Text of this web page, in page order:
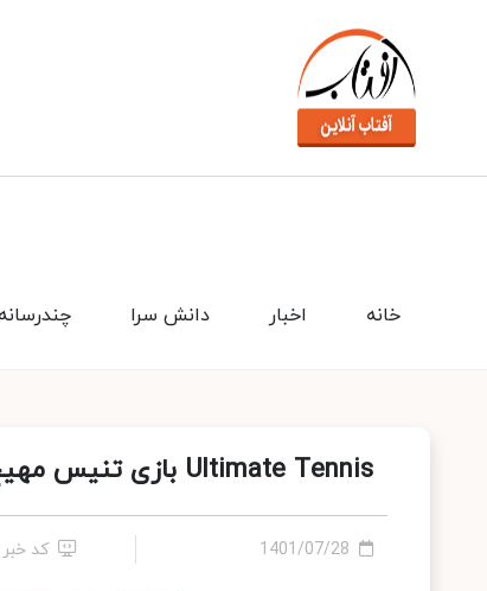
دانش سرا اخبار خانه
Ultimate Tennis بازی تنیس مهیج و جذاب برای اندروید که از آن لذت می برید
1401/07/28 کد خبر :